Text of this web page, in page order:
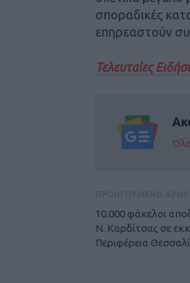
σποραδικές
επηρεαστούν
Τελευταίες
10.000 φάκελοι
Ν. Καρδίτσας σε
Περιφέρεια